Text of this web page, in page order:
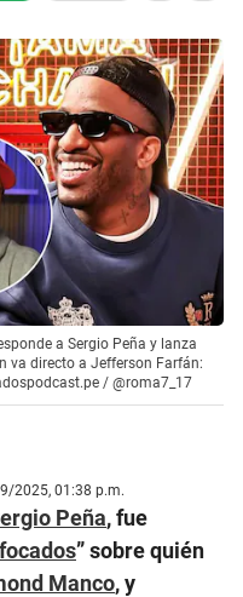
a Sergio Peña y lanza
va directo a Jefferson Farfán:
/ @roma7_17
2025, 01:38 p.m.
Peña, fue
” sobre quién
Manco, y